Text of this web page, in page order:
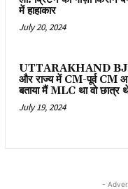
में हाहाकार
July 20, 2024
UTTARAKHAND
और राज्य में CM-पूर्व CM
बताया मैं MLC था वो छात्र
July 19, 2024
-